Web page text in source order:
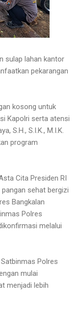
sulap lahan kantor
pekarangan
kosong untuk
Kapolri serta atensi
S.H., S.I.K., M.I.K.
program
Cita Presiden RI
sehat bergizi
Bangkalan
Polres
melalui
Polres
mulai
menjadi lebih